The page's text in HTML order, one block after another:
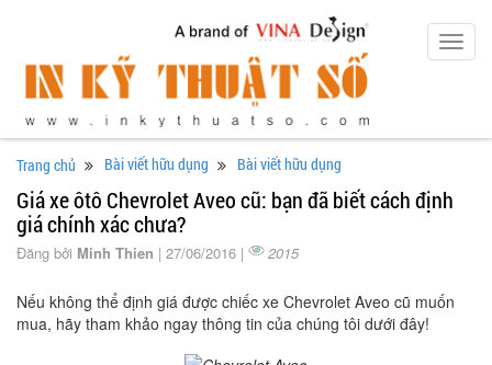
Trang chủ Bài viết hữu dụng Bài viết hữu dụng
Giá xe ôtô Chevrolet Aveo cũ: bạn đã biết cách định
giá chính xác chưa?
Đăng bởi Minh Thien | 27/06/2016 | 2015
Nếu không thể định giá được chiếc xe Chevrolet Aveo cũ muốn
mua, hãy tham khảo ngay thông tin của chúng tôi dưới đây!